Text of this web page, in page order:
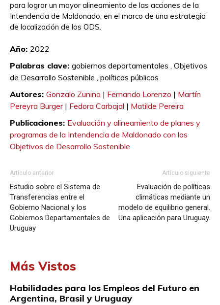
para lograr un mayor alineamiento de las acciones de la
Intendencia de Maldonado, en el marco de una estrategia
de localización de los ODS.
Año: 2022
Palabras clave: gobiernos departamentales , Objetivos
de Desarrollo Sostenible , políticas públicas
Autores: Gonzalo Zunino | Fernando Lorenzo | Martín
Pereyra Burger| Fedora Carbajal | Matilde Pereira
Publicaciones: Evaluación y alineamiento de planes y
programas de la Intendencia de Maldonado con los
Objetivos de Desarrollo Sostenible
Artículo anterior
Estudio sobre el Sistema de
Transferencias entre el
Gobierno Nacional y los
Gobiernos Departamentales de
Uruguay
Artículo siguiente
Evaluación de políticas
climáticas mediante un
modelo de equilibrio general.
Una aplicación para Uruguay.
Más Vistos
Habilidades para los Empleos del Futuro en
Argentina, Brasil y Uruguay